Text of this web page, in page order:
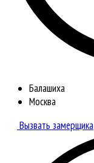
Балашиха
Москва
Вызвать замерщика